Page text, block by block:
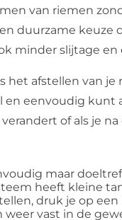
van riemen
duurzame keuze
minder slijtage en
het afstellen van
eenvoudig kunt
of als je
maar
heeft kleine
druk je op
vast in de